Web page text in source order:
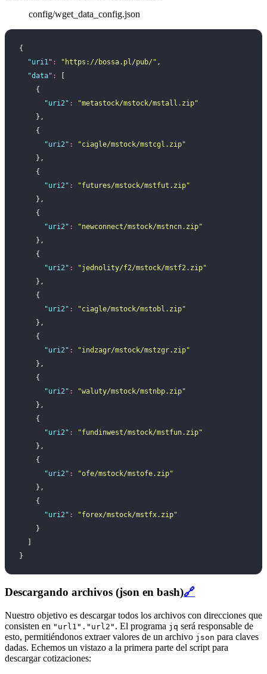
config/wget_data_config.json
{
  "
uri1" : " https://bossa.pl/pub/" ,
  "
data" :
    {
      "
uri2" : "metastock/mstock/mstall.zip"
    },
    {
      "
uri2" : "ciagle/mstock/mstcgl.zip"
    },
    {
      "
uri2" : "futures/mstock/mstfut.zip"
    },
    {
      "
uri2" : "newconnect/mstock/mstncn.zip"
    },
    {
      "
uri2" : "jednolity/f2/mstock/mstf2.zip"
    },
    {
      "
uri2" : "ciagle/mstock/mstobl.zip"
    },
    {
      "
uri2" : "indzagr/mstock/mstzgr.zip"
    },
    {
      "
uri2" : "waluty/mstock/mstnbp.zip"
    },
    {
      "
uri2" : "fundinwest/mstock/mstfun.zip"
    },
    {
      "
uri2" : "ofe/mstock/mstofe.zip"
    },
    {
      "
uri2" : "forex/mstock/mstfx.zip"
    }
}
Descargando archivos (json en bash)🔗
Nuestro objetivo es descargar todos los archivos con direcciones que
consisten en "url1"."url2" . El programa jq será responsable de
esto, permitiéndonos extraer valores de un archivo json para claves
dadas. Echemos un vistazo a la primera parte del script para
descargar cotizaciones: